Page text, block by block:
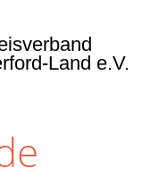
Land e.V.